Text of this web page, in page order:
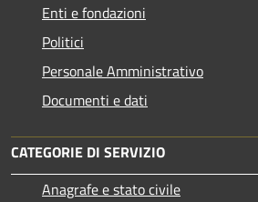
Enti e fondazioni
Politici
Personale Amministrativo
Documenti e dati
CATEGORIE DI SERVIZIO
Anagrafe e stato civile